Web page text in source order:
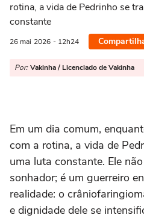
rotina, a vida de Pedrinho se
constante
26 mai 2026 - 12h24
Por: Vakinha / Licenciado de Vakinha
Em um dia comum,
com a rotina, a vida de
uma luta constante. Ele
sonhador; é um guerreiro
realidade: o
e dignidade dele se